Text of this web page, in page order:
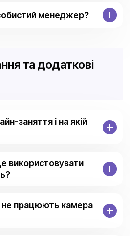
менеджер?
та додаткові
заняття і на якій
використовувати
працюють камера